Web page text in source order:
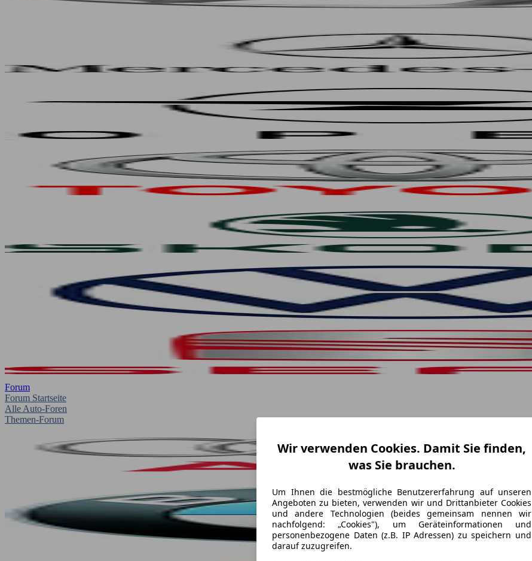
Forum
Forum Startseite
Alle Auto-Foren
Themen-Forum
Wir verwenden Cookies. Damit Sie finden,
was Sie brauchen.
Um Ihnen die bestmögliche Benutzererfahrung auf unseren
Angeboten zu bieten, verwenden wir und Drittanbieter Cookies
und andere Technologien (beides gemeinsam nennen wir
nachfolgend: „Cookies"), um Geräteinformationen und
personenbezogene Daten (z.B. IP Adressen) zu speichern und
darauf zuzugreifen.